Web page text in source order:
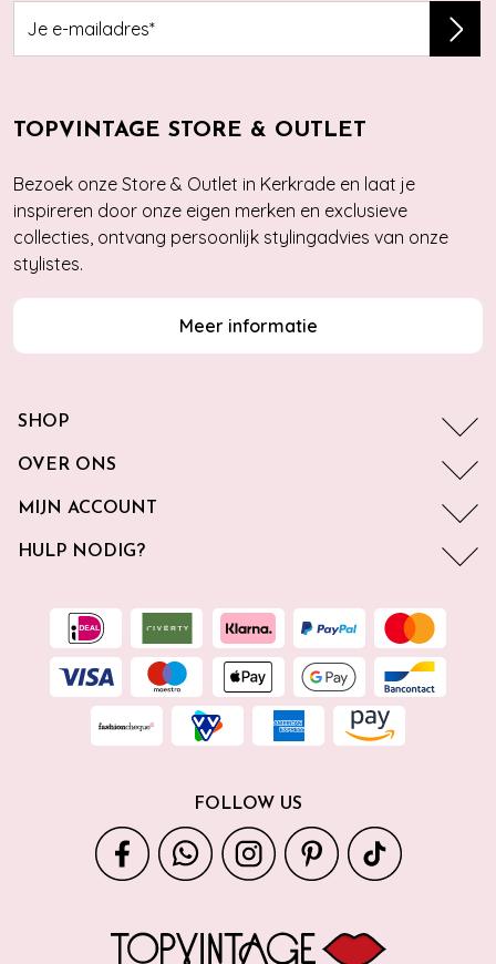
TOPVINTAGE STORE & OUTLET
Bezoek onze Store & Outlet in Kerkrade en laat je
inspireren door onze eigen merken en exclusieve
collecties, ontvang persoonlijk stylingadvies van onze
stylistes.
Meer informatie
SHOP
OVER ONS
MIJN ACCOUNT
HULP NODIG?
FOLLOW US